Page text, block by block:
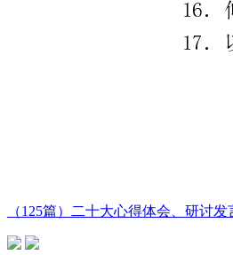
（125篇）二十大心得体会、研讨